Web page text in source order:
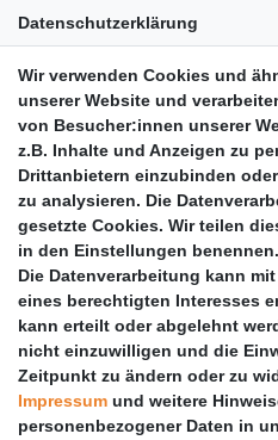
Datenschutzerklärung
Barrierefreiheit
Anleitungen
Vertrag widerrufen
PARTNER
DHL
GLS
PaketPLUS
SPONSORING
Wir verwenden Cookies und
unserer Website und
von Besucher:innen unserer
z.B. Inhalte und Anzeigen zu
Drittanbietern einzubinden
zu analysieren. Die
gesetzte Cookies. Wir teilen
in den Einstellungen benennen.
Die Datenverarbeitung kann
eines berechtigten Interesses
kann erteilt oder abgelehnt
nicht einzuwilligen und die
Zeitpunkt zu ändern oder zu
Impressum und weitere
personenbezogener Daten in